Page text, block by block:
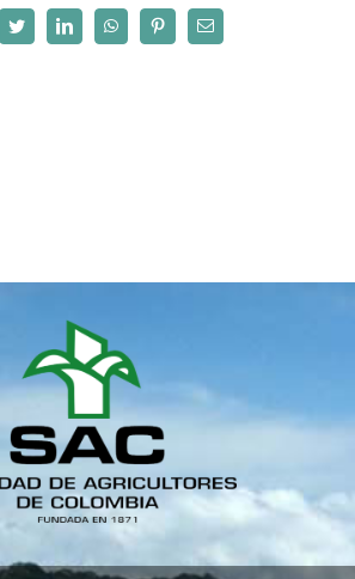
TwitterLinkedInWhatsAppPinterestCorreo
electrónico